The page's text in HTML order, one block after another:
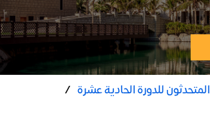
المتحدثون للدورة الحادية عشرة /